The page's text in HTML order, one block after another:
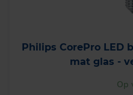
Philips CorePro LED
mat glas -
Op